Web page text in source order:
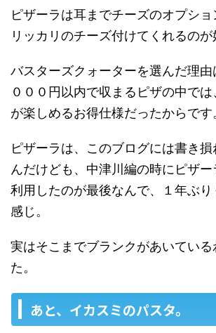
ピザーラは耳までチーズのオプシ
リッカリのチーズ付けてくれるのが
バスターズクォーターを選んだ理由
０００円以内で収まるピザの中で
が楽しめるお得仕様だったからです
ピザーラは、このブログには書き
んだけども、中津川編の時にピザ
利用したのが最後なんで、１年ぶり
感じ。
実はそこまでブランクがあいている
た。
あと、イカスミのパスタ。